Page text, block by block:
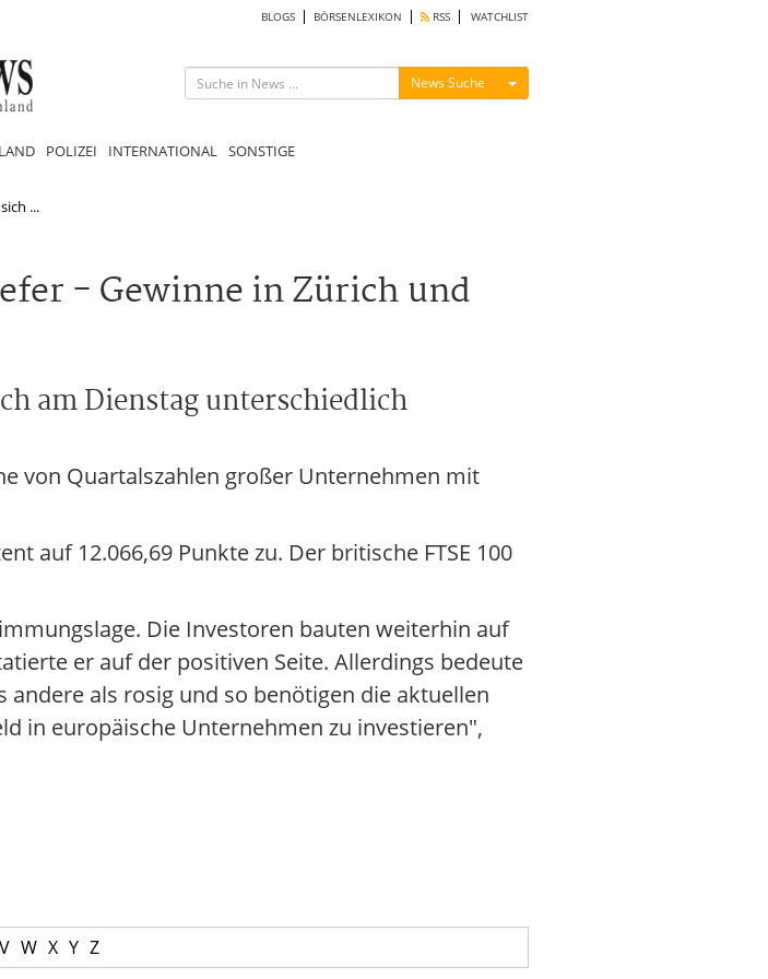
BLOGS BÖRSENLEXIKON RSS WATCHLIST
News Suche Menü ein-/ausblenden
POLIZEI INTERNATIONAL SONSTIGE
...
- Gewinne in Zürich und
am Dienstag unterschiedlich
von Quartalszahlen großer Unternehmen mit
auf 12.066,69 Punkte zu. Der britische FTSE 100
Die Investoren bauten weiterhin auf
er auf der positiven Seite. Allerdings bedeute
als rosig und so benötigen die aktuellen
in europäische Unternehmen zu investieren",
V W X Y Z